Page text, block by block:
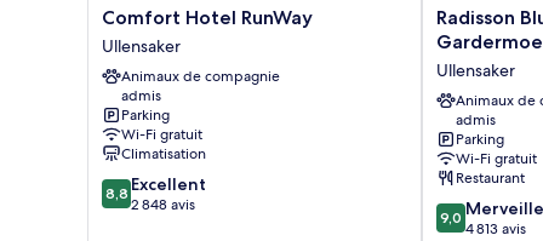
Comfort
Hotel
RunWay
Ullensaker
Comfort Hotel RunWay
Ullensaker
Animaux de compagnie
admis
Parking
Wi-Fi gratuit
Climatisation
8.8
sur
8,8 Excellent
2 848 avis
Radisson
Blu
Hotel,
Oslo
Gardermoen
Ullensaker
Radisson
Ullensaker
Animaux de
admis
Parking
Wi-Fi gratuit
Restaurant
9.0
sur
9,0
4 813 avis